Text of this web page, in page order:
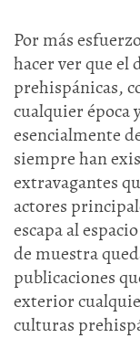
Por más
hacer ver que el
prehispánicas,
cualquier época
esencialmente
siempre han
extravagantes
actores
escapa al
de muestra
publicaciones
exterior
culturas